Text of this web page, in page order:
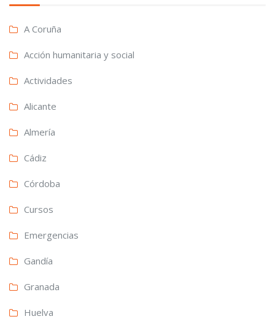
A Coruña
Acción humanitaria y social
Actividades
Alicante
Almería
Cádiz
Córdoba
Cursos
Emergencias
Gandía
Granada
Huelva